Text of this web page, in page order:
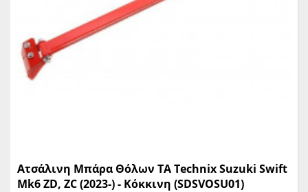
Ατσάλινη Μπάρα Θόλων TA Technix Suzuki Swift
Mk6 ZD, ZC (2023-) - Κόκκινη (SDSVOSU01)